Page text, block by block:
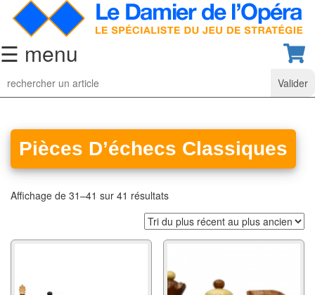
☰ menu
Jeu
d’Echecs
collection
classiques
Pièces
Pièces D’échecs Classiques
Affichage de 31–41 sur 41 résultats